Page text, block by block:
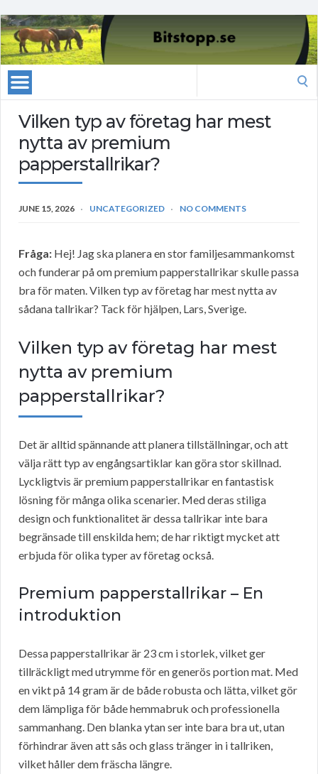
Vilken typ av företag har mest
nytta av premium
papperstallrikar?
JUNE 15, 2026 UNCATEGORIZED NO COMMENTS
Fråga: Hej! Jag ska planera en stor familjesammankomst
och funderar på om premium papperstallrikar skulle passa
bra för maten. Vilken typ av företag har mest nytta av
sådana tallrikar? Tack för hjälpen, Lars, Sverige.
Vilken typ av företag har mest
nytta av premium
papperstallrikar?
Det är alltid spännande att planera tillställningar, och att
välja rätt typ av engångsartiklar kan göra stor skillnad.
Lyckligtvis är premium papperstallrikar en fantastisk
lösning för många olika scenarier. Med deras stiliga
design och funktionalitet är dessa tallrikar inte bara
begränsade till enskilda hem; de har riktigt mycket att
erbjuda för olika typer av företag också.
Premium papperstallrikar – En
introduktion
Dessa papperstallrikar är 23 cm i storlek, vilket ger
tillräckligt med utrymme för en generös portion mat. Med
en vikt på 14 gram är de både robusta och lätta, vilket gör
dem lämpliga för både hemmabruk och professionella
sammanhang. Den blanka ytan ser inte bara bra ut, utan
förhindrar även att sås och glass tränger in i tallriken,
vilket håller dem fräscha längre.